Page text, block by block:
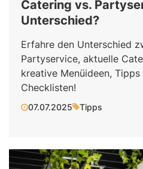
Catering vs.
Unterschied?
Erfahre den Unterschied
Partyservice, aktuelle
kreative Menüideen,
Checklisten!
07.07.2025 Tipps